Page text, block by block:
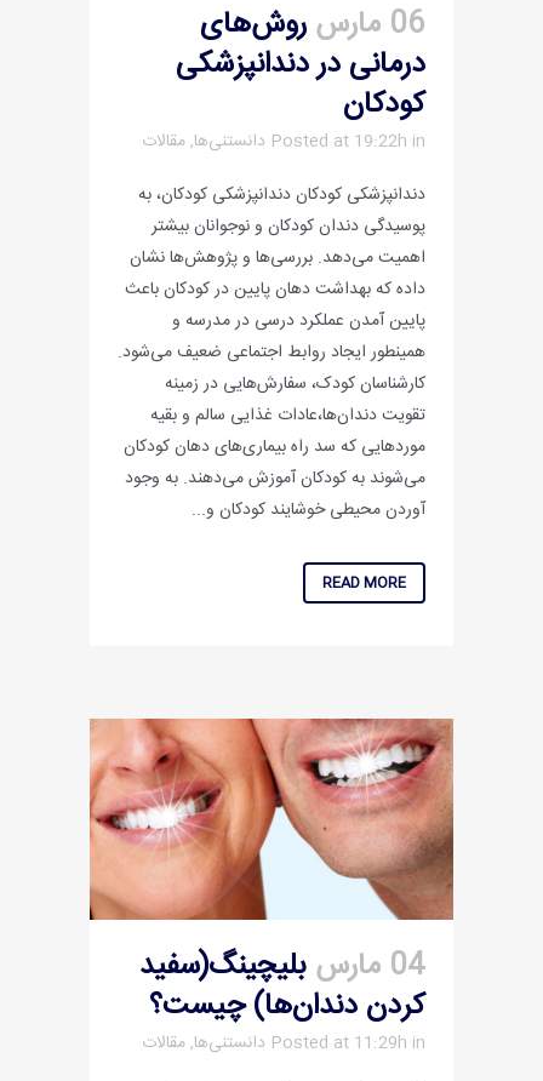
06 مارس
روش‌های
درمانی در دندانپزشکی
کودکان
Posted at 19:22h in دانستنی‌ها,مقالات
دندانپزشکی کودکان دندانپزشکی کودکان، به
پوسیدگی دندان کودکان و نوجوانان بیشتر
اهمیت می‌دهد. بررسی‌ها و پژوهش‌ها نشان‌
داده که بهداشت دهان پایین در کودکان باعث
پایین آمدن عملکرد درسی در مدرسه و
همینطور ایجاد روابط اجتماعی ضعیف می‌شود.
کارشناسان کودک، سفارش‌هایی در زمینه
تقویت دندان‌ها،عادات غذایی سالم و بقیه
موردهایی که سد راه بیماری‌های دهان کودکان
می‌شوند به کودکان آموزش می‌دهند. به وجود
آوردن محیطی خوشایند کودکان و...
READ MORE
04 مارس
بلیچینگ(سفید
کردن دندان‌ها) چیست؟
Posted at 11:29h in دانستنی‌ها,مقالات